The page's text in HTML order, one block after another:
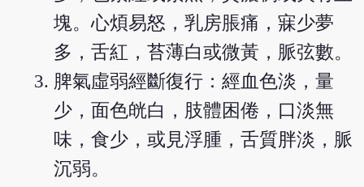
塊。心煩易怒，乳房脹痛，寐少夢
多，舌紅，苔薄白或微黃，脈弦數。
脾氣虛弱經斷復行：經血色淡，量
少，面色㿠白，肢體困倦，口淡無
味，食少，或見浮腫，舌質胖淡，脈
沉弱。